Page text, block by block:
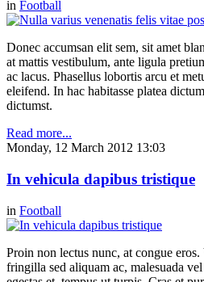
in Football
Donec accumsan elit sem, sit amet
at mattis vestibulum, ante ligula
ac lacus. Phasellus lobortis arcu et
eleifend. In hac habitasse platea
dictumst.
Read more...
Monday, 12 March 2012 13:03
In vehicula dapibus tristique
in Football
Proin non lectus nunc, at congue
fringilla sed aliquam ac, malesuada